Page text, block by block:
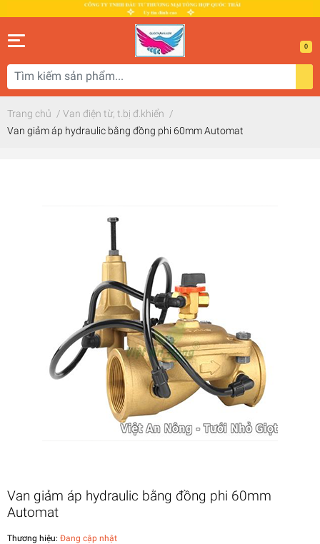
0
Trang chủ / Van điện từ, t.bị đ.khiển /
Van giảm áp hydraulic bằng đồng phi 60mm Automat
Van giảm áp hydraulic bằng đồng phi 60mm
Automat
Thương hiệu: Đang cập nhật